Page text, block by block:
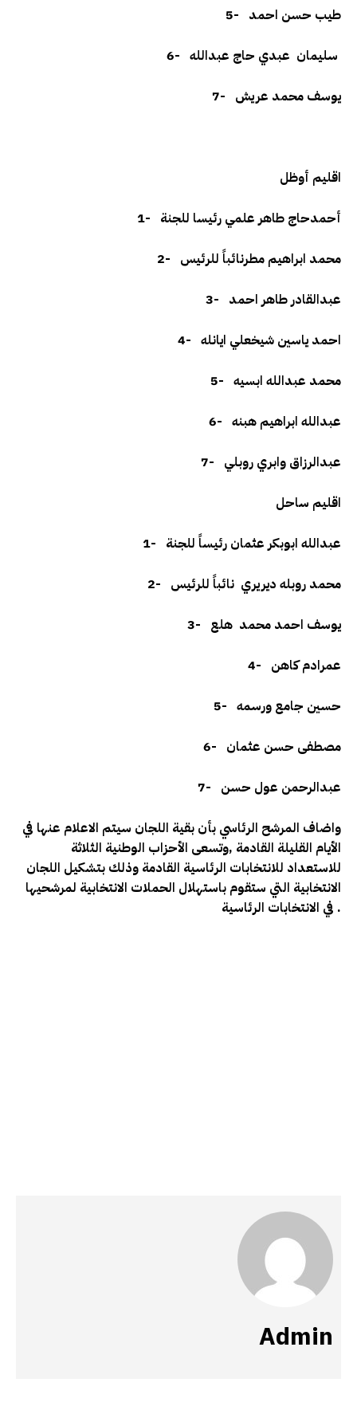
5- طيب حسن احمد
6-
7- يوسف محمد عريش
اقليم أوظل
1- أحمدحاج طاهر علمي رئيسا للجنة
2- محمد ابراهيم مطرنائباً للرئيس
3- عبدالقادر طاهر احمد
4- احمد ياسين شيخعلي ايانله
5- محمد عبدالله ابسيه
6- عبدالله ابراهيم هبنه
7- عبدالرزاق وابري روبلي
اقليم ساحل
1- عبدالله ابوبكر عثمان رئيساً للجنة
2- محمد روبله ديريري نائباً للرئيس
3- يوسف احمد محمد هلع
4- عمرادم كاهن
5- حسين جامع ورسمه
6- مصطفى حسن عثمان
7- عبدالرحمن عول حسن
واضاف المرشح الرئاسي بأن بقية اللجان سيتم الاعلام عنها في
الأيام القليلة القادمة ,وتسعى الأحزاب الوطنية الثلاثة
للاستعداد للانتخابات الرئاسية القادمة وذلك بتشكيل اللجان
الانتخابية التي ستقوم باستهلال الحملات الانتخابية لمرشحيها
في الانتخابات الرئاسية .
Admin